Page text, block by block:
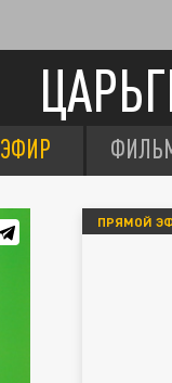
ЭФИР
ПРЯМОЙ